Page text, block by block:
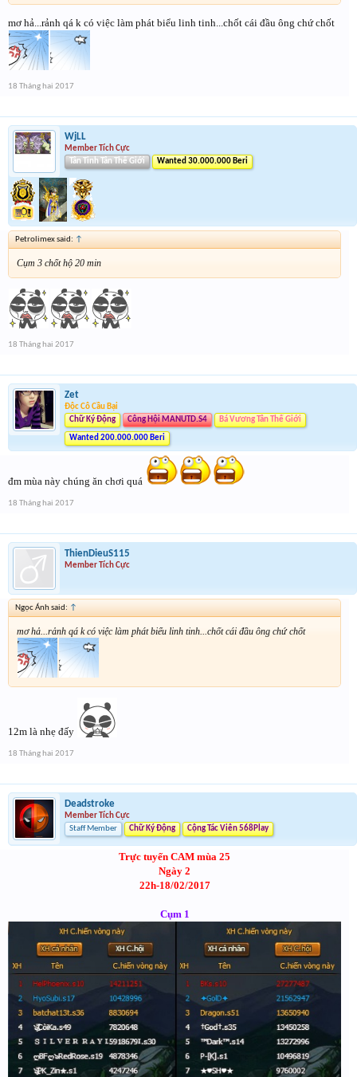
mơ hả...rảnh qá k có việc làm phát biểu linh tinh...chốt cái đầu ông chứ chốt
18 Tháng hai 2017
WjLL
Member Tích Cực
Tân Tinh Tân Thế Giới
Wanted 30.000.000 Beri
Petrolimex said: ↑
Cụm 3 chốt hộ 20 min
18 Tháng hai 2017
Zet
Độc Cô Cầu Bại
Chữ Ký Động
Công Hội MANUTD.S4 Bá Vương Tân Thế Giới
Wanted 200.000.000 Beri
đm mùa này chúng ăn chơi quá
18 Tháng hai 2017
ThienDieuS115
Member Tích Cực
Ngọc Ánh said: ↑
mơ hả...rảnh qá k có việc làm phát biểu linh tinh...chốt cái đầu ông chứ chốt
12m là nhẹ đấy
18 Tháng hai 2017
Deadstroke
Member Tích Cực
Staff Member
Chữ Ký Động Cộng Tác Viên 568Play
Trực tuyến CAM mùa 25
Ngày 2
22h-18/02/2017
Cụm 1